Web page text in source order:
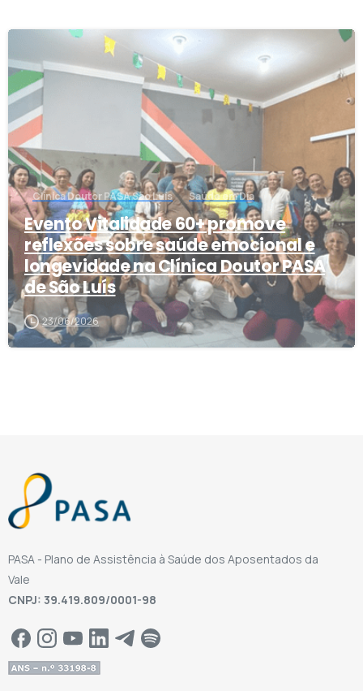
Clínica Doutor PASA São Luís Saúde em Dia
Evento Vitalidade 60+ promove
reflexões sobre saúde emocional e
longevidade na Clínica Doutor PASA
de São Luís
23/06/2026
PASA - Plano de Assistência à Saúde dos Aposentados da
Vale
CNPJ: 39.419.809/0001-98